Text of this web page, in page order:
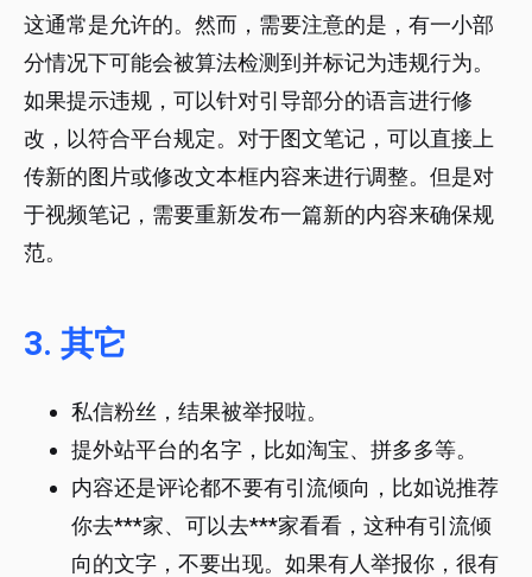
这通常是允许的。然而，需要注意的是，有一小部
分情况下可能会被算法检测到并标记为违规行为。
如果提示违规，可以针对引导部分的语言进行修
改，以符合平台规定。对于图文笔记，可以直接上
传新的图片或修改文本框内容来进行调整。但是对
于视频笔记，需要重新发布一篇新的内容来确保规
范。
3. 其它
私信粉丝，结果被举报啦。
提外站平台的名字，比如淘宝、拼多多等。
内容还是评论都不要有引流倾向，比如说推荐
你去***家、可以去***家看看，这种有引流倾
向的文字，不要出现。如果有人举报你，很有